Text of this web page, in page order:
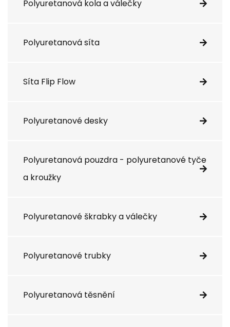
Polyuretanová kola a válečky
Polyuretanová síta
Síta Flip Flow
Polyuretanové desky
Polyuretanová pouzdra - polyuretanové tyče
a kroužky
Polyuretanové škrabky a válečky
Polyuretanové trubky
Polyuretanová těsnění